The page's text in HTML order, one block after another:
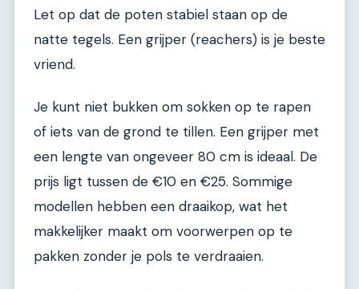
Let op dat de poten stabiel staan op de
natte tegels. Een grijper (reachers) is je beste
vriend.
Je kunt niet bukken om sokken op te rapen
of iets van de grond te tillen. Een grijper met
een lengte van ongeveer 80 cm is ideaal. De
prijs ligt tussen de €10 en €25. Sommige
modellen hebben een draaikop, wat het
makkelijker maakt om voorwerpen op te
pakken zonder je pols te verdraaien.